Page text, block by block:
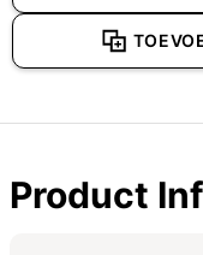
Product